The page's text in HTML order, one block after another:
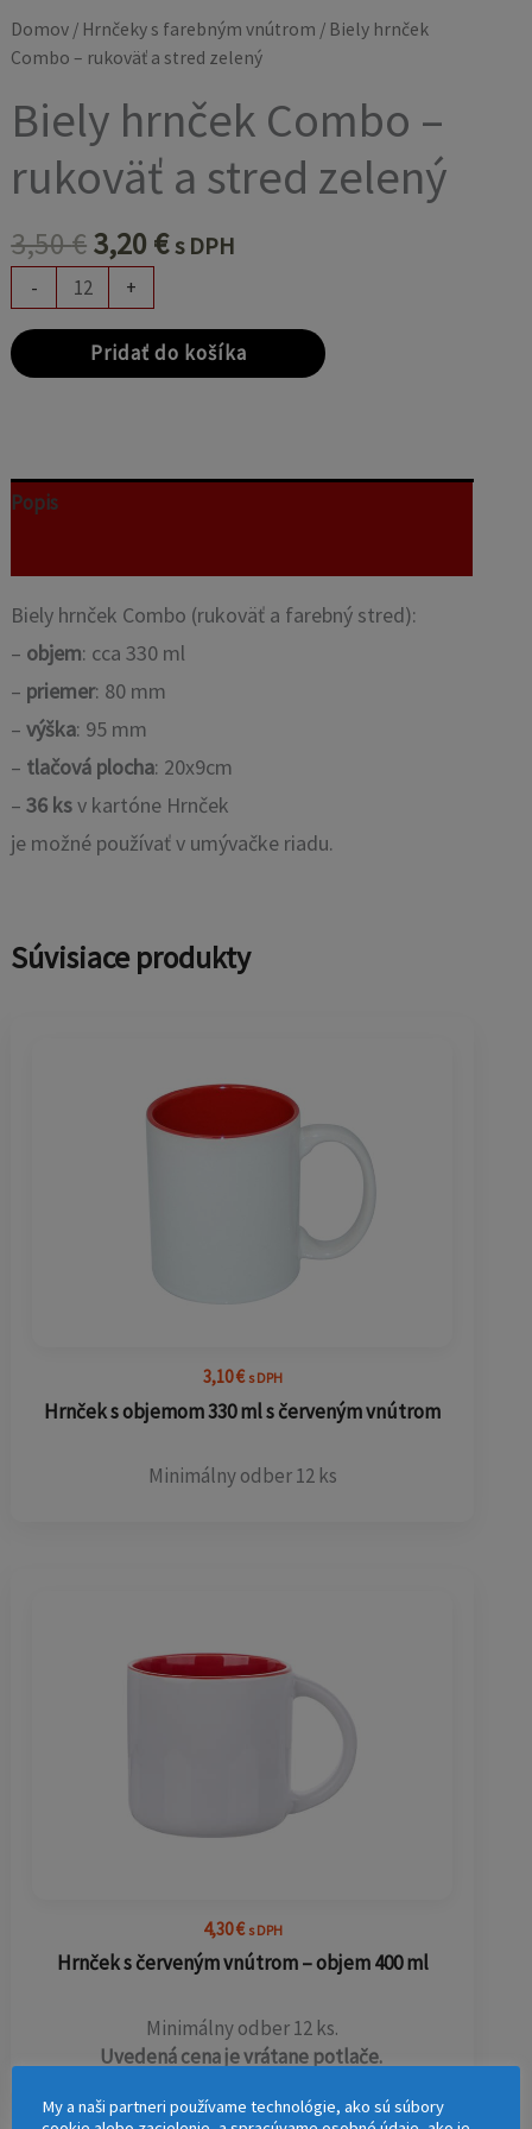
Domov / Hrnčeky s farebným vnútrom / Biely hrnček
Combo – rukoväť a stred zelený
Biely hrnček Combo –
rukoväť a stred zelený
3,50€3,20 €s DPH
- +
Pridať do košíka
Popis
Biely hrnček Combo (rukoväť a farebný stred):
– objem: cca 330 ml
– priemer: 80 mm
–výška: 95 mm
– tlačová plocha: 20x9cm
–36 ksv kartóne Hrnček
je možné používať v umývačke riadu.
Súvisiace produkty
3,10€ s DPH
Hrnček s objemom 330 ml s červeným vnútrom
Minimálny odber 12 ks
4,30€ s DPH
Hrnček s červeným vnútrom – objem 400 ml
Minimálny odber 12 ks.
Uvedená cena je vrátane potlače.
My a naši partneri používame technológie, ako sú súbory